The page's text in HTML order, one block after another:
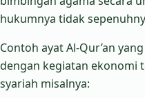
hukumnya tidak
Contoh ayat Al-Qur’an
dengan kegiatan ekonomi
syariah misalnya: